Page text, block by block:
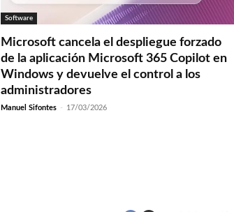
Software
Microsoft cancela el despliegue forzado
de la aplicación Microsoft 365 Copilot en
Windows y devuelve el control a los
administradores
Manuel Sifontes - 17/03/2026